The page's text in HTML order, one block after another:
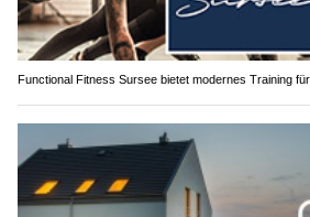
Functional Fitness Sursee bietet modernes Training